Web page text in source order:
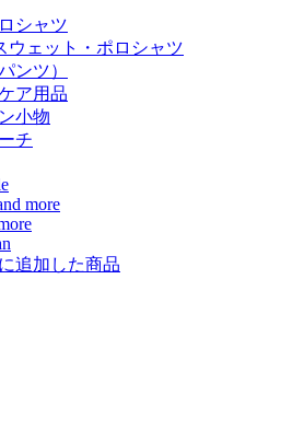
シャツ
ウェット・ポロシャツ
ンツ）
ア用品
小物
チ
more
追加した商品